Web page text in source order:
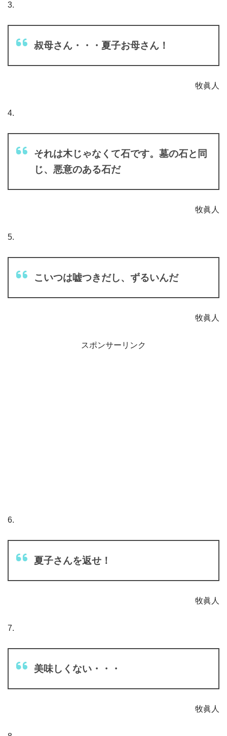
3.
叔母さん・・・夏子お母さん！
牧眞人
4.
それは木じゃなくて石です。墓の石と同
じ、悪意のある石だ
牧眞人
5.
こいつは嘘つきだし、ずるいんだ
牧眞人
スポンサーリンク
6.
夏子さんを返せ！
牧眞人
7.
美味しくない・・・
牧眞人